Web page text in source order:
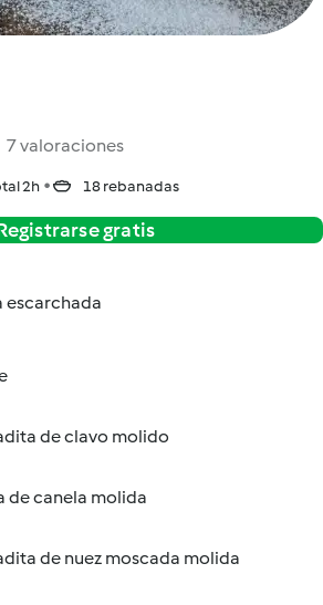
7 valoraciones
2h 18 rebanadas
gratis
escarchada
de clavo molido
de canela molida
de nuez moscada molida